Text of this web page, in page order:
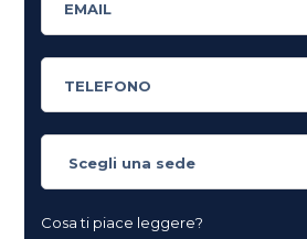
Cosa ti piace leggere?